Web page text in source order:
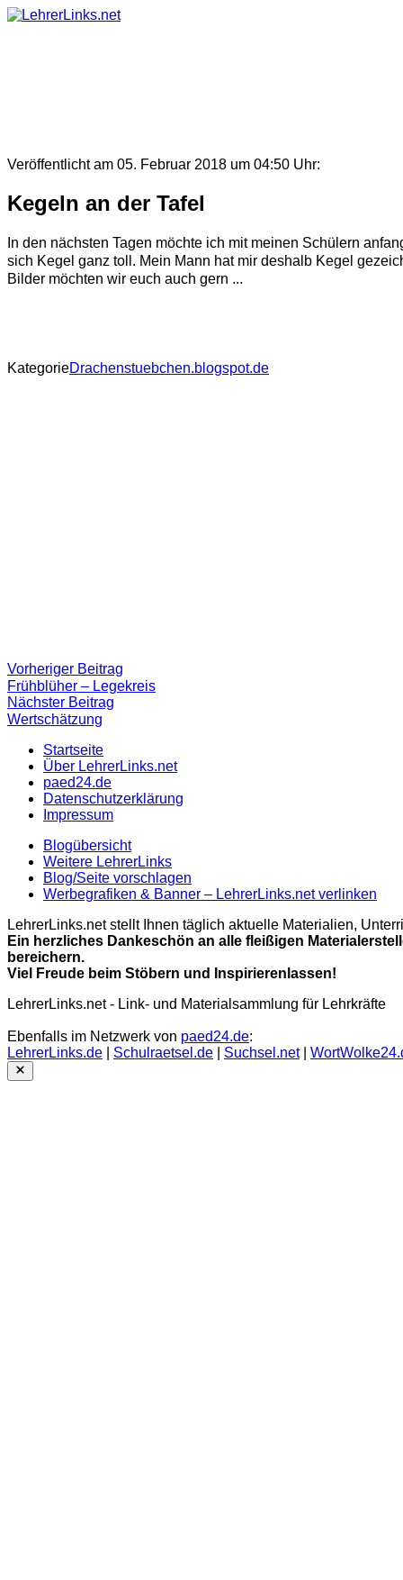
Skip
Veröffentlicht am 05. Februar 2018 um 04:50 Uhr:
Kegeln an der Tafel
In den nächsten Tagen möchte ich mit meinen Schülern
sich Kegel ganz toll. Mein Mann hat mir deshalb Kegel
Bilder möchten wir euch auch gern ...
KategorieDrachenstuebchen.blogspot.de
Beitragsnavigation
Vorheriger Beitrag
Beitrag:
Frühblüher – Legekreis
Nächster Beitrag
Wertschätzung
Startseite
Über LehrerLinks.net
paed24.de
Datenschutzerklärung
Impressum
Blogübersicht
Weitere LehrerLinks
Blog/Seite vorschlagen
Werbegrafiken & Banner – LehrerLinks.net verlinken
LehrerLinks.net stellt Ihnen täglich aktuelle Materialien,
Ein herzliches Dankeschön an alle fleißigen
bereichern.
Viel Freude beim Stöbern und Inspirierenlassen!
LehrerLinks.net - Link- und Materialsammlung für Lehrkräfte
Ebenfalls im Netzwerk von paed24.de:
LehrerLinks.de
Schulraetsel.de Suchsel.net|
Close